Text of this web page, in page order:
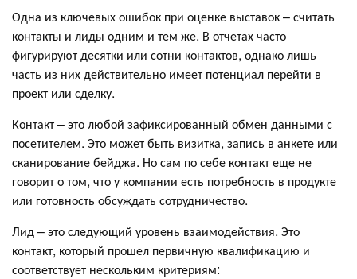
Одна из ключевых ошибок при оценке выставок – считать
контакты и лиды одним и тем же. В отчетах часто
фигурируют десятки или сотни контактов, однако лишь
часть из них действительно имеет потенциал перейти в
проект или сделку.
Контакт – это любой зафиксированный обмен данными с
посетителем. Это может быть визитка, запись в анкете или
сканирование бейджа. Но сам по себе контакт еще не
говорит о том, что у компании есть потребность в продукте
или готовность обсуждать сотрудничество.
Лид – это следующий уровень взаимодействия. Это
контакт, который прошел первичную квалификацию и
соответствует нескольким критериям: